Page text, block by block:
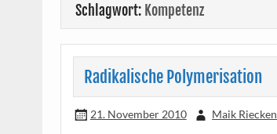
Schlagwort: Kompetenz
Radikalische Polymerisation
21. November 2010 Maik Riecken